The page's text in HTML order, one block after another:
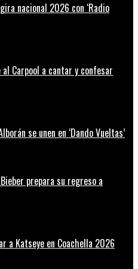
nacional 2026 con ‘Radio
al Carpool a cantar y confesar
se unen en ‘Dando Vueltas’
prepara su regreso a
a Katseye en Coachella 2026